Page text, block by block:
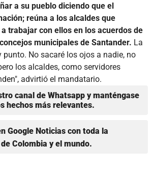
a su pueblo diciendo que el
reúna a los alcaldes que
trabajar con ellos en los acuerdos de
municipales de Santander. La
punto. No sacaré los ojos a nadie, no
los alcaldes, como servidores
advirtió el mandatario.
canal de Whatsapp y manténgase
hechos más relevantes.
Google Noticias con toda la
Colombia y el mundo.